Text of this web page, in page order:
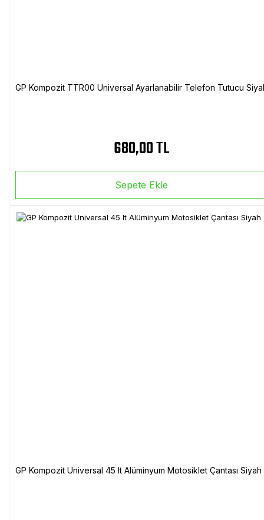
GP Kompozit TTR00 Universal Ayarlanabilir Telefon Tutucu
680,00 TL
Sepete Ekle
GP Kompozit Universal 45 lt Alüminyum Motosiklet Çantası Siyah